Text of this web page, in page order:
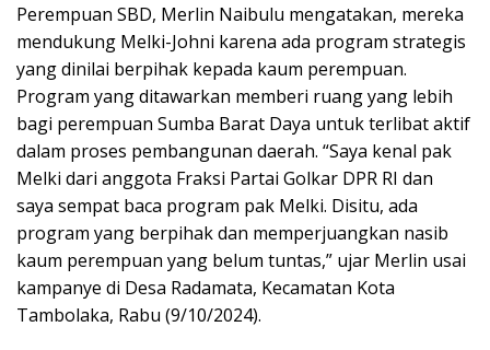
Perempuan SBD, Merlin Naibulu mengatakan, mereka
mendukung Melki-Johni karena ada program strategis
yang dinilai berpihak kepada kaum perempuan.
Program yang ditawarkan memberi ruang yang lebih
bagi perempuan Sumba Barat Daya untuk terlibat aktif
dalam proses pembangunan daerah. “Saya kenal pak
Melki dari anggota Fraksi Partai Golkar DPR RI dan
saya sempat baca program pak Melki. Disitu, ada
program yang berpihak dan memperjuangkan nasib
kaum perempuan yang belum tuntas,” ujar Merlin usai
kampanye di Desa Radamata, Kecamatan Kota
Tambolaka, Rabu (9/10/2024).